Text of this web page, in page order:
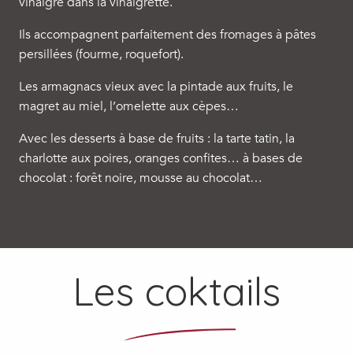
Ils accompagnent parfaitement des fromages à pâtes
persillées (fourme, roquefort).
Les armagnacs vieux avec la pintade aux fruits, le
magret au miel, l’omelette aux cèpes…
Avec les desserts à base de fruits : la tarte tatin, la
charlotte aux poires, oranges confites… à bases de
chocolat : forêt noire, mousse au chocolat…
Les coktails